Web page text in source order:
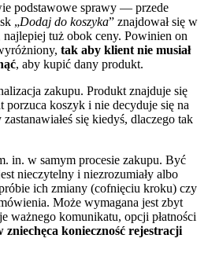
podstawowe sprawy — przede
„Dodaj do koszyka” znajdował się w
tuż obok ceny. Powinien on
tak aby klient nie musiał
, aby kupić dany produkt.
zakupu. Produkt znajduje się
koszyk i nie decyduje się na
się kiedyś, dlaczego tak
in. w samym procesie zakupu. Być
nieczytelny i niezrozumiały albo
ich zmiany (cofnięciu kroku) czy
Może wymagana jest zbyt
ważnego komunikatu, opcji płatności
zniechęca konieczność rejestracji